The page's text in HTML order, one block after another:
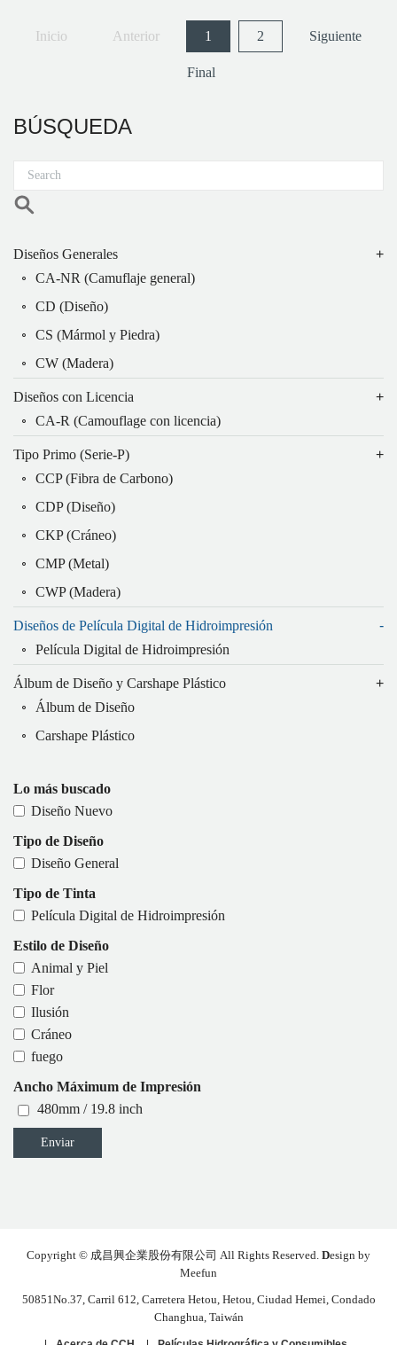
Inicio Anterior 1 2 Siguiente
Final
BÚSQUEDA
Diseños Generales
CA-NR (Camuflaje general)
CD (Diseño)
CS (Mármol y Piedra)
CW (Madera)
Diseños con Licencia
CA-R (Camouflage con licencia)
Tipo Primo (Serie-P)
CCP (Fibra de Carbono)
CDP (Diseño)
CKP (Cráneo)
CMP (Metal)
CWP (Madera)
Diseños de Película Digital de Hidroimpresión
Película Digital de Hidroimpresión
Álbum de Diseño y Carshape Plástico
Álbum de Diseño
Carshape Plástico
Lo más buscado
Diseño Nuevo
Tipo de Diseño
Diseño General
Tipo de Tinta
Película Digital de Hidroimpresión
Estilo de Diseño
Animal y Piel
Flor
Ilusión
Cráneo
fuego
Ancho Máximum de Impresión
480mm / 19.8 inch
Copyright © 成昌興企業股份有限公司 All Rights Reserved. Design by
Meefun
50851No.37, Carril 612, Carretera Hetou, Hetou, Ciudad Hemei, Condado
Changhua, Taiwán